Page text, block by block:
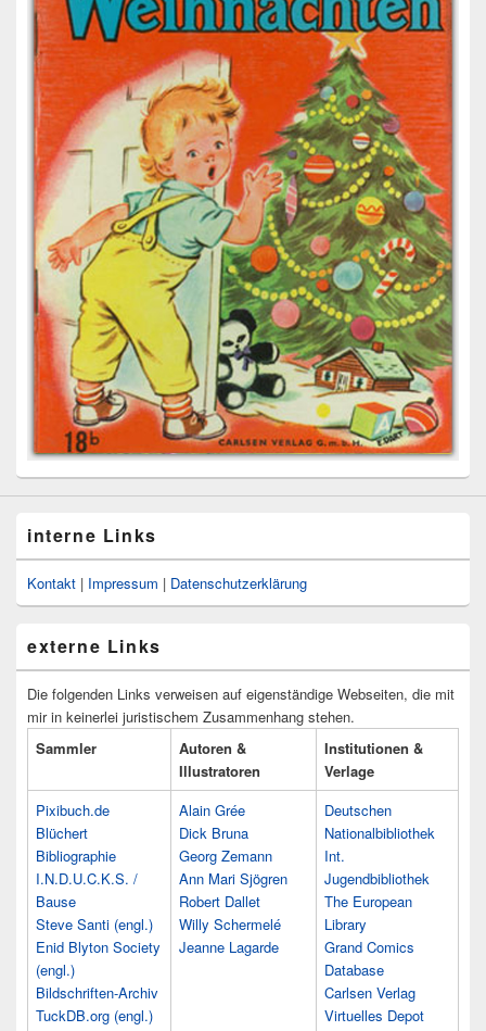
interne Links
Kontakt | Impressum | Datenschutzerklärung
externe Links
Die folgenden Links verweisen auf eigenständige Webseiten, die mit
mir in keinerlei juristischem Zusammenhang stehen.
Sammler
Autoren &
Illustratoren
Institutionen &
Verlage
Pixibuch.de
Blüchert
Bibliographie
I.N.D.U.C.K.S. /
Bause
Steve Santi (engl.)
Enid Blyton Society
(engl.)
Bildschriften-Archiv
TuckDB.org (engl.)
Alain Grée
Dick Bruna
Georg Zemann
Ann Mari Sjögren
Robert Dallet
Willy Schermelé
Jeanne Lagarde
Deutschen
Nationalbibliothek
Int.
Jugendbibliothek
The European
Library
Grand Comics
Database
Carlsen Verlag
Virtuelles Depot